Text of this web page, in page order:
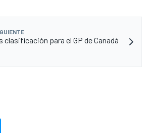
clasificación para el GP de Canadá